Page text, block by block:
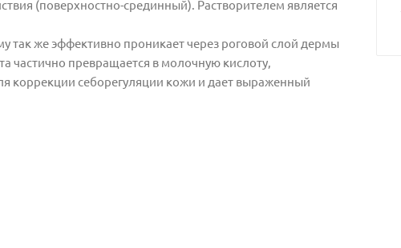
(поверхностно-срединный). Растворителем является
так же эффективно проникает через роговой слой дермы
частично превращается в молочную кислоту,
себорегуляции кожи и дает выраженный